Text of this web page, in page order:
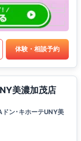
体験・相談予約
美濃加茂店
ン･キホーテUNY美